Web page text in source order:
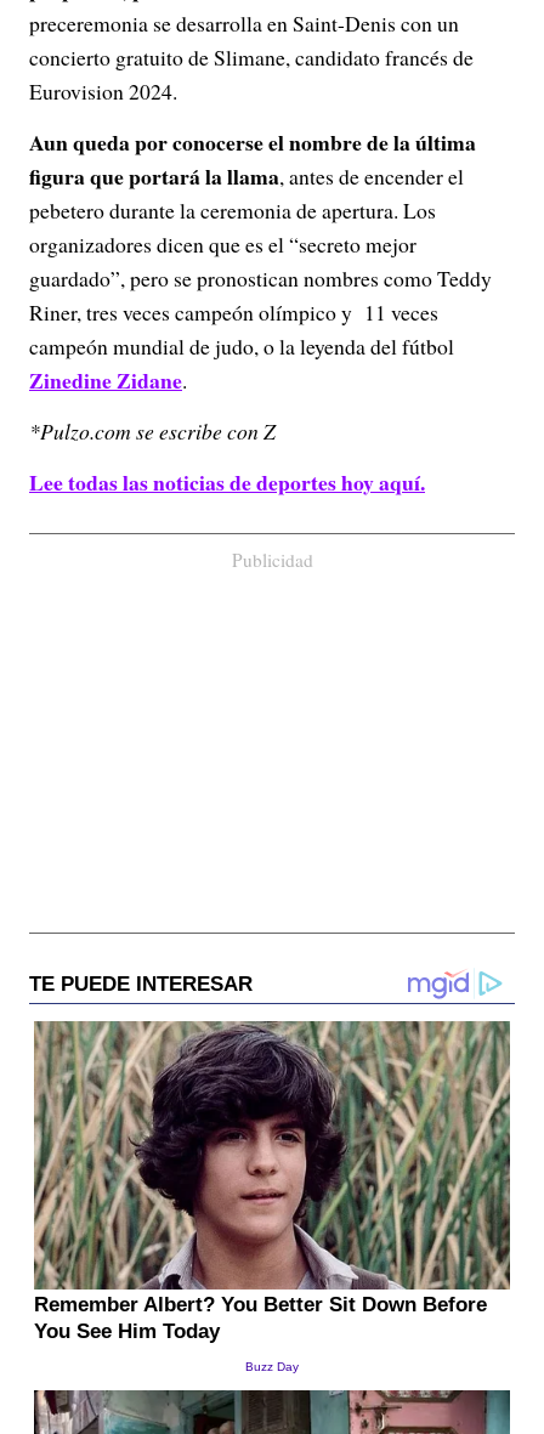
preceremonia se desarrolla en Saint-Denis con un
concierto gratuito de Slimane, candidato francés de
Eurovision 2024.
Aun queda por conocerse el nombre de la última
figura que portará la llama, antes de encender el
pebetero durante la ceremonia de apertura. Los
organizadores dicen que es el “secreto mejor
guardado”, pero se pronostican nombres como Teddy
Riner, tres veces campeón olímpico y 11 veces
campeón mundial de judo, o la leyenda del fútbol
Zinedine Zidane.
*Pulzo.com se escribe con Z
Lee todas las noticias de deportes hoy aquí.
Publicidad